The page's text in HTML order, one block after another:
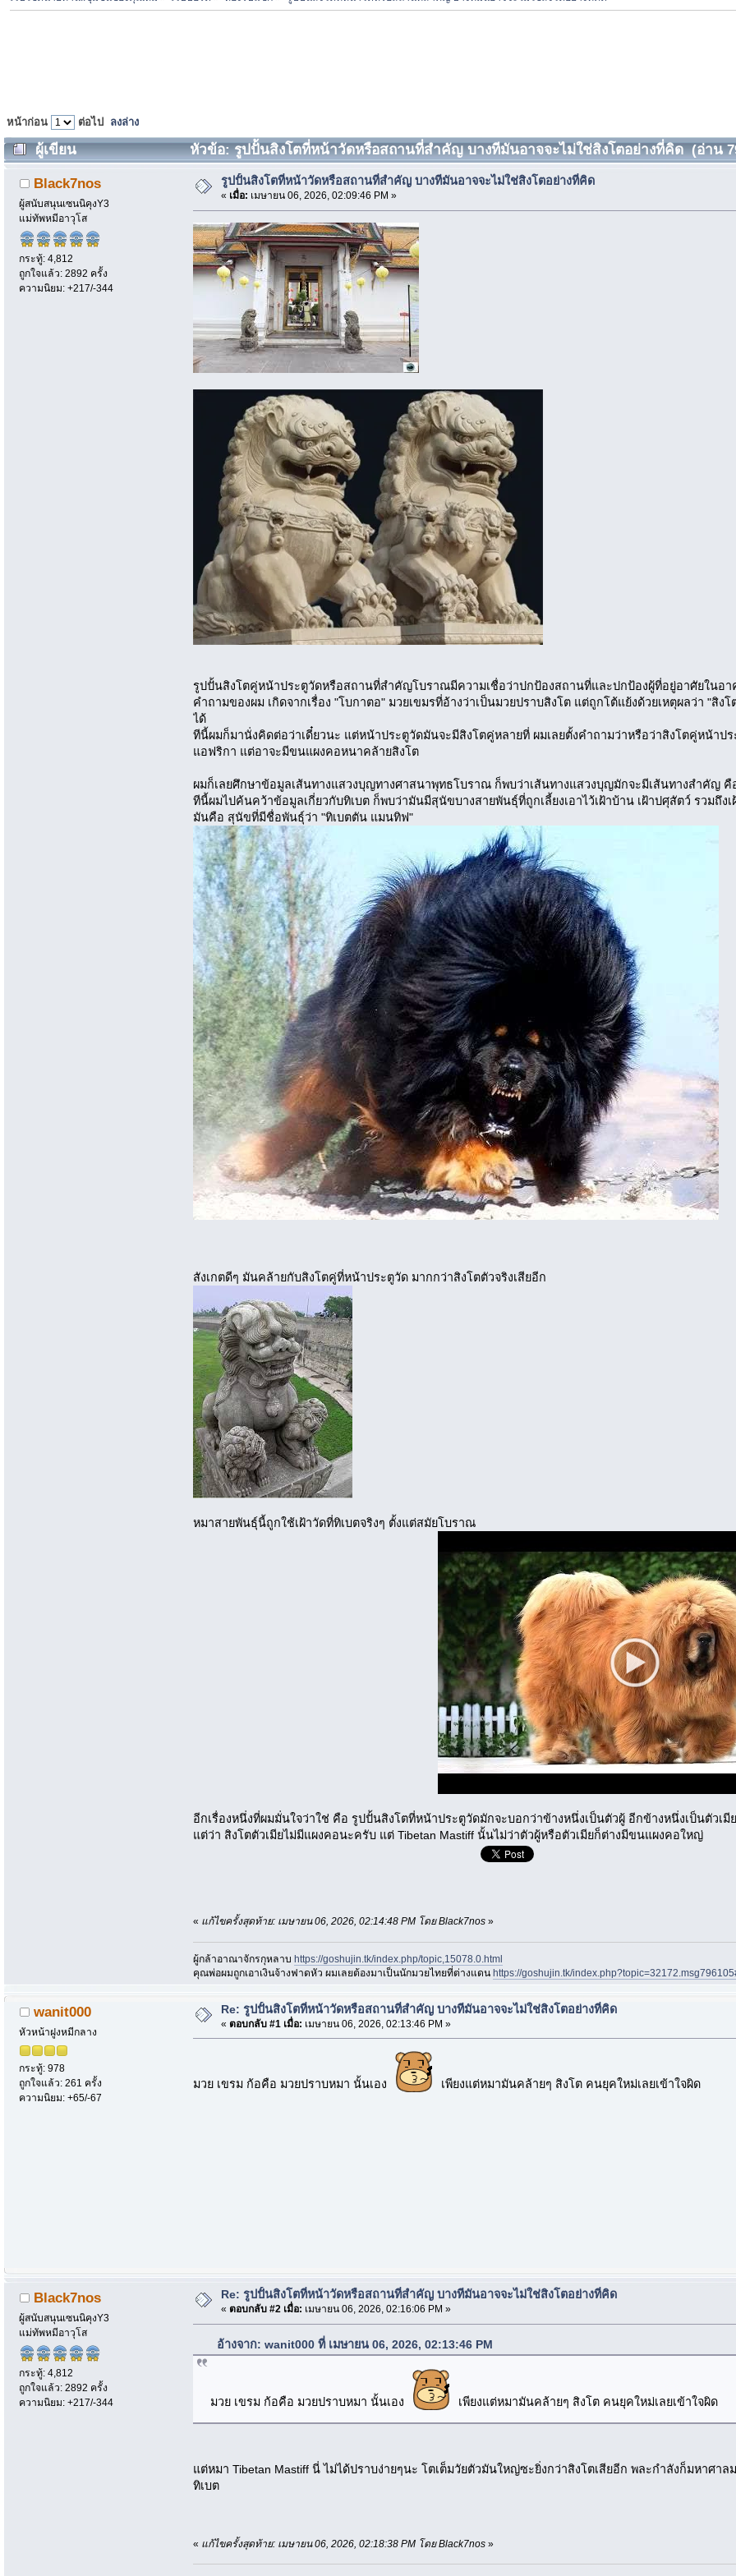
หน้าก่อน ต่อไป ลงล่าง
ผู้เขียน หัวข้อ: รูปปั้นสิงโตที่หน้าวัดหรือสถานที่สำคัญ บางทีมันอาจจะไม่ใช่สิงโตอย่างที่คิด (อ่าน
Black7nos
ผู้สนับสนุนเซนนิคุงY3
แม่ทัพหมีอาวุโส
กระทู้: 4,812
ถูกใจแล้ว: 2892 ครั้ง
ความนิยม: +217/-344
รูปปั้นสิงโตที่หน้าวัดหรือสถานที่สำคัญ บางทีมันอาจจะไม่ใช่สิงโตอย่างที่คิด
« เมื่อ: เมษายน 06, 2026, 02:09:46 PM »
รูปปั้นสิงโตคู่หน้าประตูวัดหรือสถานที่สำคัญโบราณมีความเชื่อว่าปกป้องสถานที่และปกป้องผู้ที่อยู่อาศัยในอา
คำถามของผม เกิดจากเรื่อง "โบกาตอ" มวยเขมรที่อ้างว่าเป็นมวยปราบสิงโต แต่ถูกโต้แย้งด้วยเหตุผลว่า "สิ
ได้
ทีนี้ผมก็มานั่งคิดต่อว่าเดี๋ยวนะ แต่หน้าประตูวัดมันจะมีสิงโตคู่หลายที่ ผมเลยตั้งคำถามว่าหรือว่าสิงโตคู่หน้าป
แอฟริกา แต่อาจะมีขนแผงคอหนาคล้ายสิงโต
ผมก็เลยศึกษาข้อมูลเส้นทางแสวงบุญทางศาสนาพุทธโบราณ ก็พบว่าเส้นทางแสวงบุญมักจะมีเส้นทางสำคัญ
ทีนี้ผมไปค้นคว้าข้อมูลเกี่ยวกับทิเบต ก็พบว่ามันมีสุนัขบางสายพันธุ์ที่ถูกเลี้ยงเอาไว้เฝ้าบ้าน เฝ้าปศุสัตว์ รวมถึ
มันคือ สุนัขที่มีชื่อพันธุ์ว่า "ทิเบตตัน แมนทิฟ"
สังเกตดีๆ มันคล้ายกับสิงโตคู่ที่หน้าประตูวัด มากกว่าสิงโตตัวจริงเสียอีก
หมาสายพันธุ์นี้ถูกใช้เฝ้าวัดที่ทิเบตจริงๆ ตั้งแต่สมัยโบราณ
อีกเรื่องหนึ่งที่ผมมั่นใจว่าใช่ คือ รูปปั้นสิงโตที่หน้าประตูวัดมักจะบอกว่าข้างหนึ่งเป็นตัวผู้ อีกข้างหนึ่งเป็นตัวเมี
แต่ว่า สิงโตตัวเมียไม่มีแผงคอนะครับ แต่ Tibetan Mastiff นั้นไม่ว่าตัวผู้หรือตัวเมียก็ต่างมีขนแผงคอใหญ่
« แก้ไขครั้งสุดท้าย: เมษายน 06, 2026, 02:14:48 PM โดย Black7nos »
ผู้กล้าอาณาจักรกุหลาบhttps://goshujin.tk/index.php/topic,15078.0.html
ึคุณพ่อผมถูกเอาเงินจ้างฟาดหัว ผมเลยต้องมาเป็นนักมวยไทยที่ต่างแดนhttps://goshujin.tk/
wanit000
หัวหน้าฝูงหมีกลาง
กระทู้: 978
ถูกใจแล้ว: 261 ครั้ง
ความนิยม: +65/-67
Re: รูปปั้นสิงโตที่หน้าวัดหรือสถานที่สำคัญ บางทีมันอาจจะไม่ใช่สิงโตอย่างที่คิด
« ตอบกลับ #1 เมื่อ: เมษายน 06, 2026, 02:13:46 PM »
มวย เขรม ก้อคือ มวยปราบหมา นั้นเอง เพียงแต่หมามันคล้ายๆ สิงโต คนยุคใหม่เลยเข้าใจผิด
Black7nos
ผู้สนับสนุนเซนนิคุงY3
แม่ทัพหมีอาวุโส
กระทู้: 4,812
ถูกใจแล้ว: 2892 ครั้ง
ความนิยม: +217/-344
Re: รูปปั้นสิงโตที่หน้าวัดหรือสถานที่สำคัญ บางทีมันอาจจะไม่ใช่สิงโตอย่างที่คิด
« ตอบกลับ #2 เมื่อ: เมษายน 06, 2026, 02:16:06 PM »
อ้างจาก: wanit000 ที่ เมษายน 06, 2026, 02:13:46 PM
มวย เขรม ก้อคือ มวยปราบหมา นั้นเอง เพียงแต่หมามันคล้ายๆ สิงโต คนยุคใหม่เลยเข้าใจผิด
แต่หมา Tibetan Mastiff นี่ ไม่ได้ปราบง่ายๆนะ โตเต็มวัยตัวมันใหญ่ซะยิ่งกว่าสิงโตเสียอีก พละกำลังก็มหาศา
ทิเบต
« แก้ไขครั้งสุดท้าย: เมษายน 06, 2026, 02:18:38 PM โดย Black7nos »